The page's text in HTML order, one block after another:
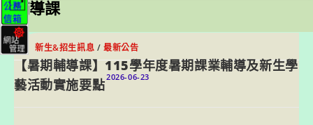
輔導課
新生&招生訊息 /最新公告
【暑期輔導課】115學年度暑期課業輔導及新生學
藝活動實施要點2026-06-23